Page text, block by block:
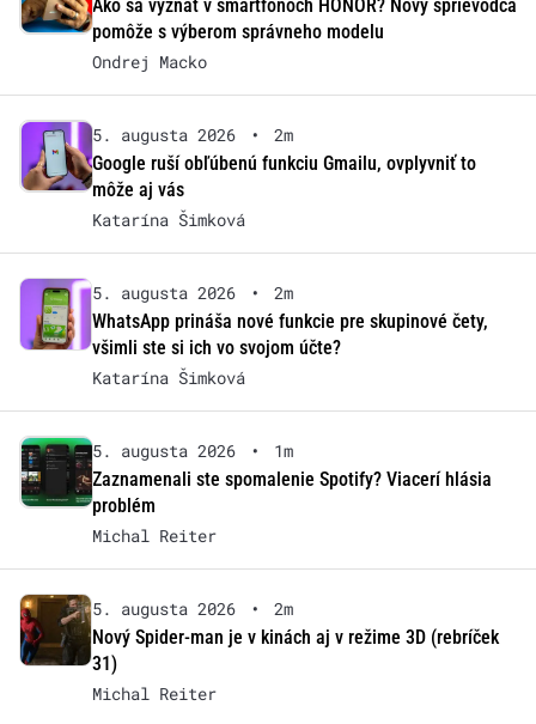
Ako sa vyznať v smartfónoch HONOR? Nový sprievodca
pomôže s výberom správneho modelu
Ondrej Macko
5. augusta 2026 •
2m
Google ruší obľúbenú funkciu Gmailu, ovplyvniť to
môže aj vás
Katarína Šimková
5. augusta 2026 •
2m
WhatsApp prináša nové funkcie pre skupinové čety,
všimli ste si ich vo svojom účte?
Katarína Šimková
5. augusta 2026 •
1m
Zaznamenali ste spomalenie Spotify? Viacerí hlásia
problém
Michal Reiter
5. augusta 2026 •
2m
Nový Spider-man je v kinách aj v režime 3D (rebríček
31)
Michal Reiter